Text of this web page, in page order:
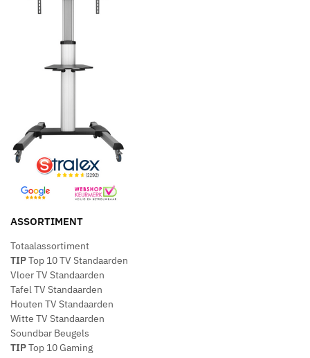
ASSORTIMENT
Totaalassortiment
TIPTop 10 TV Standaarden
Vloer TV Standaarden
Tafel TV Standaarden
Houten TV Standaarden
Witte TV Standaarden
Soundbar Beugels
TIPTop 10 Gaming